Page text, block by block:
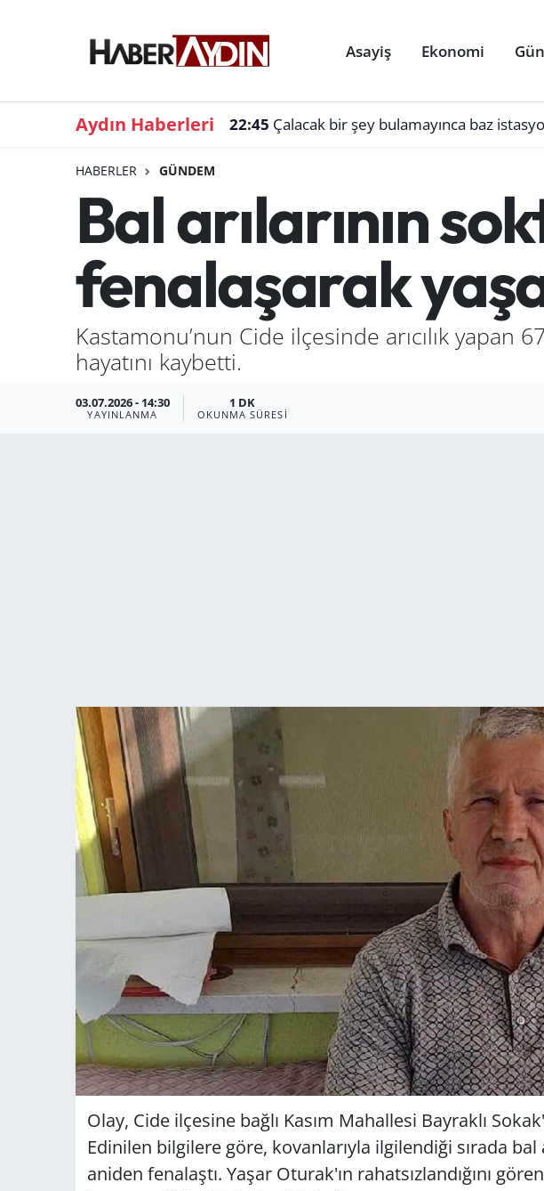
Asayiş Ekonomi
Aydın Haberleri 22:45 Çalacak bir şey bulamayınca baz
HABERLER GÜNDEM
Bal arılarının
fenalaşarak
Kastamonu’nun Cide ilçesinde arıcılık yapan
hayatını kaybetti.
03.07.2026 - 14:30
YAYINLANMA
1 DK
OKUNMA SÜRESI
Olay, Cide ilçesine bağlı Kasım Mahallesi Bayraklı
Edinilen bilgilere göre, kovanlarıyla ilgilendiği sırada bal
aniden fenalaştı. Yaşar Oturak'ın rahatsızlandığını